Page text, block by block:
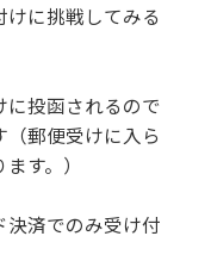
に挑戦してみる
に投函されるので
郵便受けに入ら
す。）
済でのみ受け付